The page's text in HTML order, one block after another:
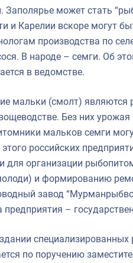
может стать
и Карелии вскоре могут
производства по
В народе – семги. Об
в ведомстве.
мальки (смолт)
Без них
мальков семги
российских
для организации
и формированию
завод
предприятия –
по поручению